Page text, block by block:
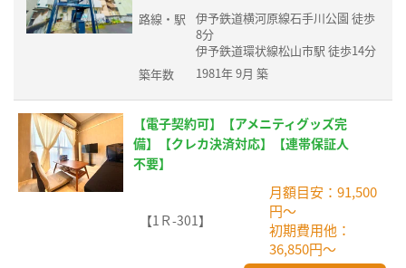
路線・駅
伊予鉄道横河原線石手川公園 徒歩
8分
伊予鉄道環状線松山市駅 徒歩14分
築年数
1981年 9月 築
【電子契約可】【アメニティグッズ完
備】【クレカ決済対応】【連帯保証人
不要】
【1Ｒ-301】
月額目安：91,500
円～
初期費用他：
36,850円～